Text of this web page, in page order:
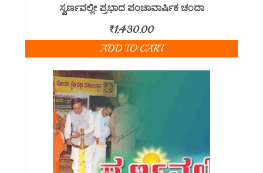
ಸ್ವರ್ಣವಲ್ಲೀ ಪ್ರಭಾದ ಪಂಚಾವಾರ್ಷಿಕ ಚಂದಾ
₹1,430.00
ADD TO CART